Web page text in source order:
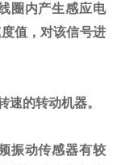
圈内产生感应电
值，对该信号进
速的转动机器。
振动传感器有较